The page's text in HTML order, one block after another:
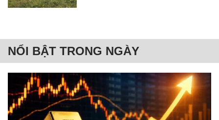
NỔI BẬT TRONG NGÀY